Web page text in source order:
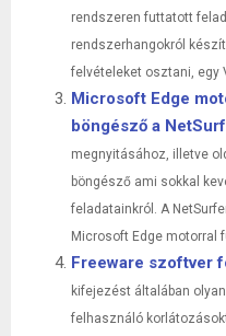
rendszeren futtatott
rendszerhangokról
felvételeket osztani, egy
Microsoft Edge
böngésző a
megnyitásához, illetve
böngésző ami sokkal
feladatainkról. A
Microsoft Edge motorral
Freeware szoftver
kifejezést általában
felhasználó